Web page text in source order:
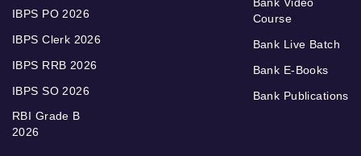
IBPS PO 2026
IBPS Clerk 2026
IBPS RRB 2026
IBPS SO 2026
RBI Grade B
2026
Course
Bank Live Batch
Bank E-Books
Bank Publications